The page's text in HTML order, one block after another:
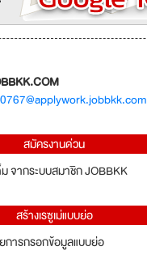
สมัครงานด่วน
จากระบบสมาชิก JOBBKK
สร้างเรซูเม่แบบย่อ
การกรอกข้อมูลแบบย่อ